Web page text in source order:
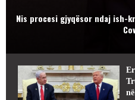
Nis procesi gjyqësor ndaj ish-